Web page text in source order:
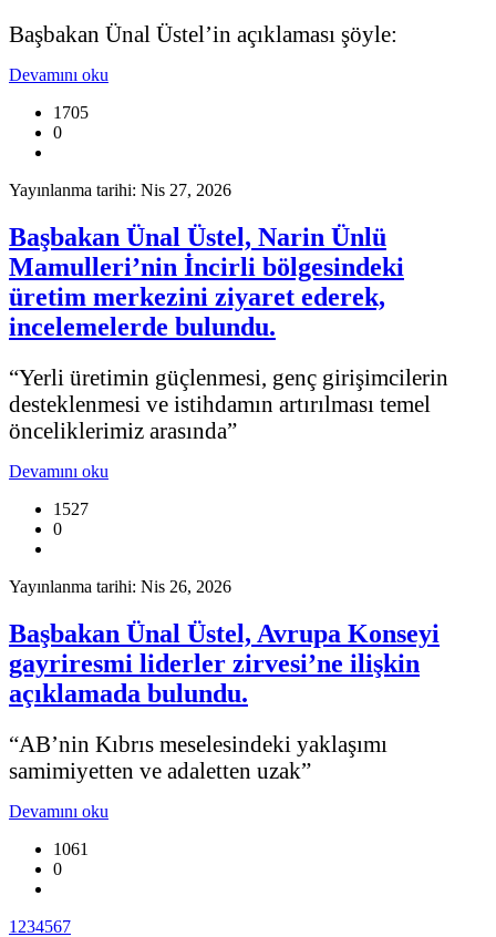
Başbakan Ünal Üstel’in açıklaması şöyle:
Devamını oku
1705
0
Yayınlanma tarihi: Nis 27, 2026
Başbakan Ünal Üstel, Narin Ünlü
Mamulleri’nin İncirli bölgesindeki
üretim merkezini ziyaret ederek,
incelemelerde bulundu.
“Yerli üretimin güçlenmesi, genç girişimcilerin
desteklenmesi ve istihdamın artırılması temel
önceliklerimiz arasında”
Devamını oku
1527
0
Yayınlanma tarihi: Nis 26, 2026
Başbakan Ünal Üstel, Avrupa Konseyi
gayriresmi liderler zirvesi’ne ilişkin
açıklamada bulundu.
“AB’nin Kıbrıs meselesindeki yaklaşımı
samimiyetten ve adaletten uzak”
Devamını oku
1061
0
1 234567